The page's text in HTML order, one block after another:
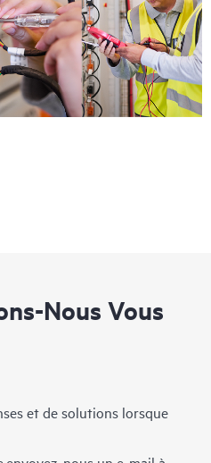
Nous Vous
et de solutions lorsque